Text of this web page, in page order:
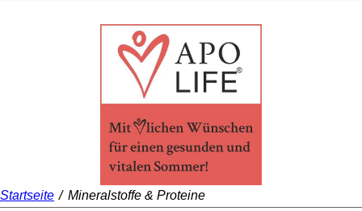
Startseite / Mineralstoffe & Proteine